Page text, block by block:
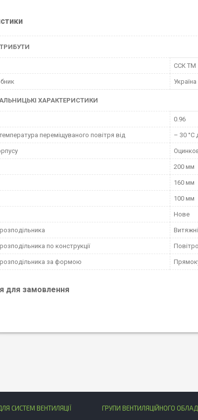
ССК ТМ
Україна
ХАРАКТЕРИСТИКИ
0.96
переміщуваного повітря від – 30 °С
200 мм
160 мм
100 мм
Нове
по конструкції
за формою
для замовлення
СИСТЕМ ВЕНТИЛЯЦІЇ ГРУПИ ВЕНТИЛЯЦІЙНОГО